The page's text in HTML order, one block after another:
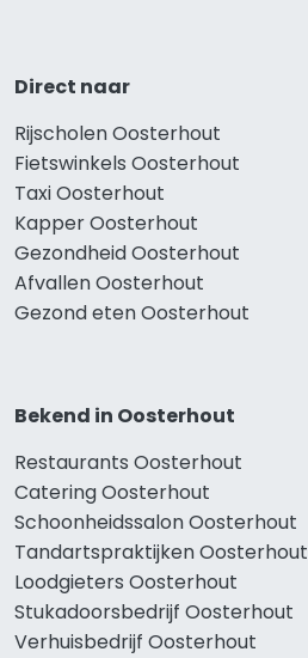
Direct naar
Rijscholen Oosterhout
Fietswinkels Oosterhout
Taxi Oosterhout
Kapper Oosterhout
Gezondheid Oosterhout
Afvallen Oosterhout
Gezond eten Oosterhout
Bekend in Oosterhout
Restaurants Oosterhout
Catering Oosterhout
Schoonheidssalon Oosterhout
Tandartspraktijken Oosterhout
Loodgieters Oosterhout
Stukadoorsbedrijf Oosterhout
Verhuisbedrijf Oosterhout